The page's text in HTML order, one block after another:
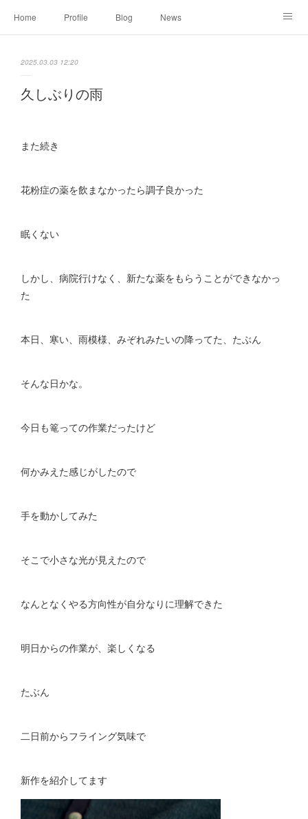
Home Profile Blog News
2025.03.03 12:20
久しぶりの雨
また続き
花粉症の薬を飲まなかったら調子良かった
眠くない
しかし、病院行けなく、新たな薬をもらうことができなかっ
た
本日、寒い、雨模様、みぞれみたいの降ってた、たぶん
そんな日かな。
今日も篭っての作業だったけど
何かみえた感じがしたので
手を動かしてみた
そこで小さな光が見えたので
なんとなくやる方向性が自分なりに理解できた
明日からの作業が、楽しくなる
たぶん
二日前からフライング気味で
新作を紹介してます